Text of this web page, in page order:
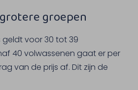
groepen
voor 30 tot 39
40 volwassenen gaat er per
van de prijs af. Dit zijn de